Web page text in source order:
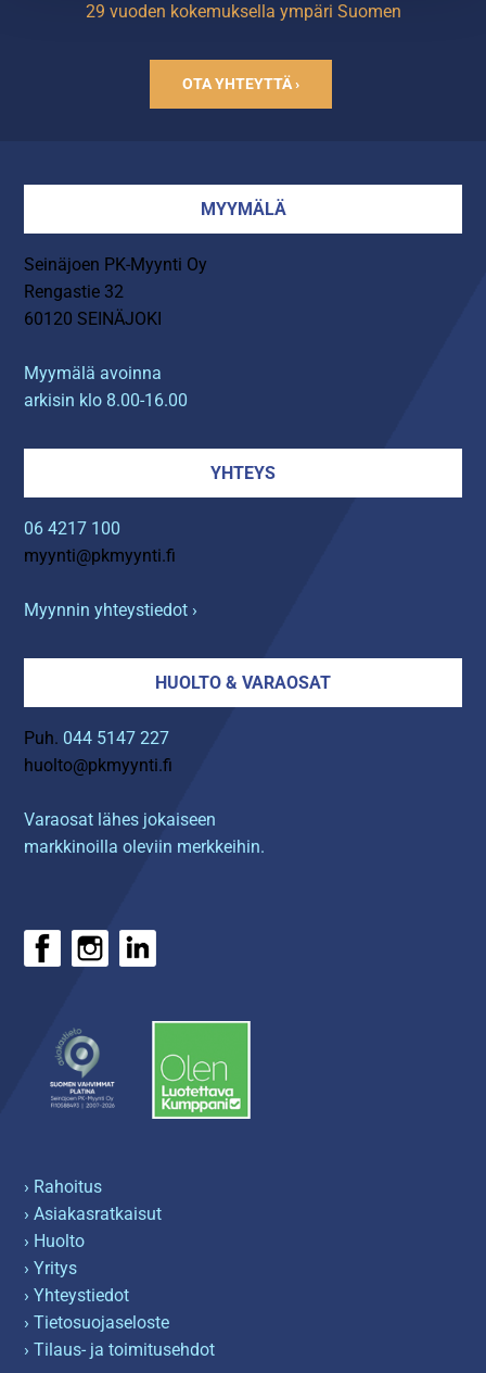
29 vuoden kokemuksella ympäri Suomen
OTA YHTEYTTÄ ›
MYYMÄLÄ
Seinäjoen PK-Myynti Oy
Rengastie 32
60120 SEINÄJOKI
Myymälä avoinna
arkisin klo 8.00-16.00
YHTEYS
06 4217 100
myynti@pkmyynti.fi
Myynnin yhteystiedot ›
HUOLTO & VARAOSAT
Puh. 044 5147 227
huolto@pkmyynti.fi
Varaosat lähes jokaiseen
markkinoilla oleviin merkkeihin.
› Rahoitus
› Asiakasratkaisut
› Huolto
› Yritys
› Yhteystiedot
› Tietosuojaseloste
› Tilaus- ja toimitusehdot